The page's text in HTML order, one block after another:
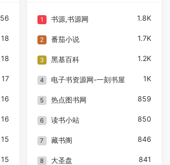
56
18
18
17
16
16
15
15
1 书源,书源网 1.8K
2 番茄小说 1.7K
3 黑基百科 1.2K
4 电子书资源网-一刻书屋 1K
5 热点图书网 859
6 读书小站 850
7 藏书阁 846
8 大圣盘 841